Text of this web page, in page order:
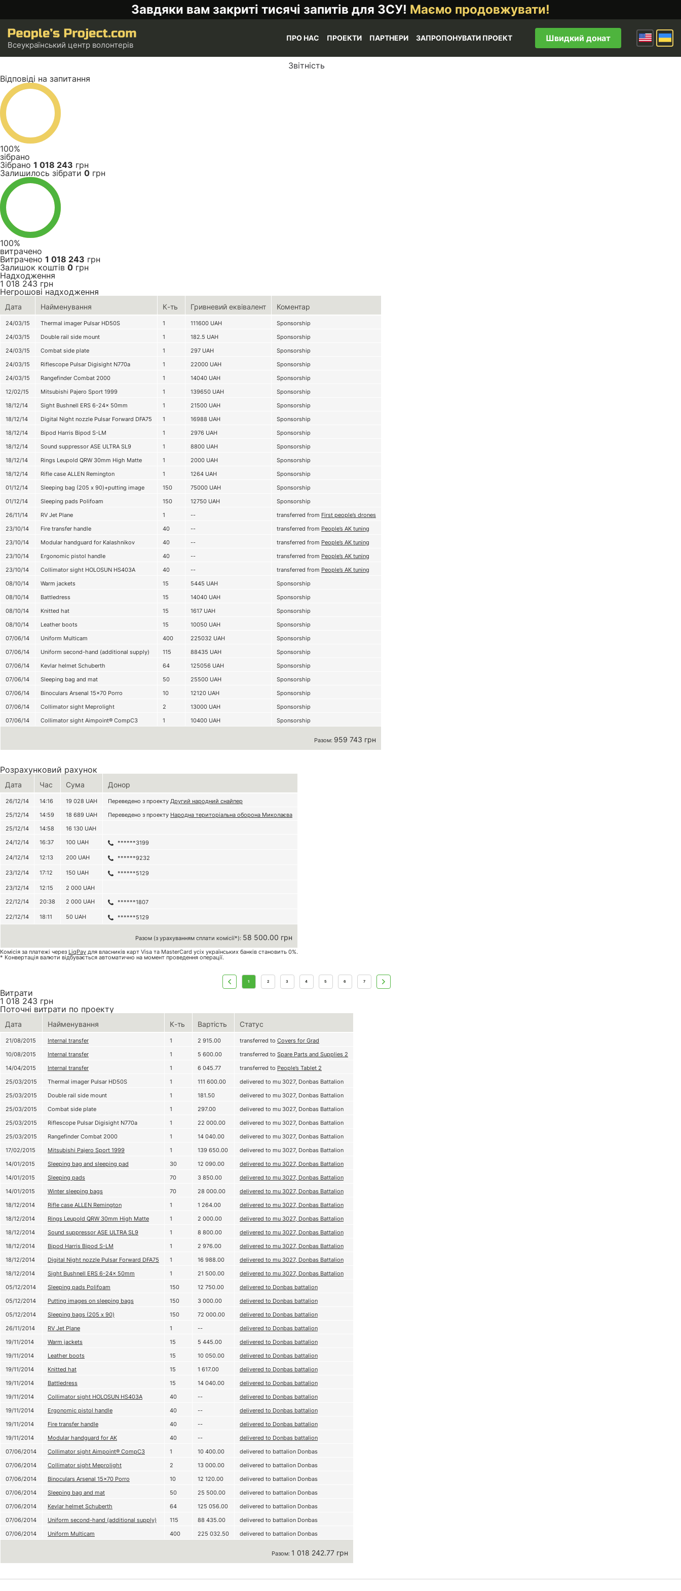
Завдяки вам закриті тисячі запитів для ЗСУ! Маємо продовжувати!
Всеукраїнський центр волонтерів
ПРО НАС ПРОЕКТИ ПАРТНЕРИ ЗАПРОПОНУВАТИ ПРОЕКТ Швидкий донат
Звітність
Відповіді на запитання
100%
зібрано
Зібрано 1 018 243 грн
Залишилось зібрати 0 грн
100%
витрачено
Витрачено 1 018 243 грн
Залишок коштів 0 грн
Надходження
1 018 243 грн
Негрошові надходження
Дата Найменування К-ть Гривневий еквівалент Коментар
24/03/15 Thermal imager Pulsar HD50S 1 111600 UAH
Sponsorship
24/03/15
Double rail side mount 1 182.5 UAH
Sponsorship
24/03/15
Combat side plate 1 297 UAH
Sponsorship
24/03/15
Riflescope Pulsar Digisight N770a 1 22000 UAH
Sponsorship
24/03/15
Rangefinder Combat 2000 1 14040 UAH
Sponsorship
12/02/15
Mitsubishi Pajero Sport 1999 1 139650 UAH
Sponsorship
18/12/14
Sight Bushnell ERS 6-24x 50mm 1 21500 UAH
Sponsorship
18/12/14
Digital Night nozzle Pulsar Forward DFA75 1 16988 UAH
Sponsorship
18/12/14
Bipod Harris Bipod S-LM 1 2976 UAH
Sponsorship
18/12/14
Sound suppressor ASE ULTRA SL9 1 8800 UAH
Sponsorship
18/12/14
Rings Leupold QRW 30mm High Matte 1 2000 UAH
Sponsorship
18/12/14
Rifle case ALLEN Remington 1 1264 UAH
Sponsorship
01/12/14
Sleeping bag (205 х 90)+putting image 150 75000 UAH
Sponsorship
01/12/14
Sleeping pads Polifoam 150 12750 UAH
Sponsorship
26/11/14
RV Jet Plane 1 -- transferred from First people’s drones
23/10/14
Fire transfer handle 40 -- transferred from People’s AK tuning
23/10/14
Modular handguard for Kalashnikov 40 -- transferred from People’s AK tuning
23/10/14
Ergonomic pistol handle 40 -- transferred from People’s AK tuning
23/10/14
Collimator sight HOLOSUN HS403A 40 -- transferred from People’s AK tuning
08/10/14
Warm jackets 15 5445 UAH
Sponsorship
08/10/14
Battledress 15 14040 UAH
Sponsorship
08/10/14
Knitted hat 15 1617 UAH
Sponsorship
08/10/14
Leather boots 15 10050 UAH
Sponsorship
07/06/14
Uniform Multicam 400 225032 UAH
Sponsorship
07/06/14
Uniform second-hand (additional supply) 115 88435 UAH
Sponsorship
07/06/14
Kevlar helmet Schuberth 64 125056 UAH
Sponsorship
07/06/14
Sleeping bag and mat 50 25500 UAH
Sponsorship
07/06/14
Binoculars Arsenal 15×70 Porro 10 12120 UAH
Sponsorship
07/06/14
Collimator sight Meprolight 2 13000 UAH
Sponsorship
07/06/14
Collimator sight Aimpoint® CompC3 1 10400 UAH Sponsorship
Разом: 959 743 грн
Розрахунковий рахунок
Дата Час Сума Донор
26/12/14 14:16 19 028 UAH Переведено з проекту Другий народний снайпер
25/12/14
14:59 18 689 UAH Переведено з проекту Народна територіальна оборона Миколаєва
25/12/14
14:58 16 130 UAH
24/12/14
16:37 100 UAH ******3199
24/12/14 12:13 200 UAH ******9232
23/12/14 17:12 150 UAH ******5129
23/12/14 12:15 2 000 UAH
22/12/14
20:38 2 000 UAH ******1807
22/12/14 18:11 50 UAH ******5129
Разом (з урахуванням сплати комісії*): 58 500.00 грн
Комісія за платежі через LiqPay для власників карт Visa та MasterCard усіх українських банків становить 0%.
* Конвертація валюти відбувається автоматично на момент проведення операції.
1 2 3 4 5 6 7
Витрати
1 018 243 грн
Поточні витрати по проекту
Дата Найменування К-ть Вартість Статус
21/08/2015 Internal transfer 1 2 915.00 transferred to Covers for Grad
10/08/2015
Internal transfer 1 5 600.00 transferred to Spare Parts and Supplies 2
14/04/2015
Internal transfer 1 6 045.77 transferred to People’s Tablet 2
25/03/2015
Thermal imager Pulsar HD50S 1 111 600.00
delivered to mu 3027, Donbas Battalion
25/03/2015
Double rail side mount 1 181.50
delivered to mu 3027, Donbas Battalion
25/03/2015
Combat side plate 1 297.00
delivered to mu 3027, Donbas Battalion
25/03/2015
Riflescope Pulsar Digisight N770a 1 22 000.00
delivered to mu 3027, Donbas Battalion
25/03/2015
Rangefinder Combat 2000 1 14 040.00
delivered to mu 3027, Donbas Battalion
17/02/2015
Mitsubishi Pajero Sport 1999 1 139 650.00
delivered to mu 3027, Donbas Battalion
14/01/2015
Sleeping bag and sleeping pad 30 12 090.00
delivered to mu 3027, Donbas Battalion
14/01/2015
Sleeping pads 70 3 850.00
delivered to mu 3027, Donbas Battalion
14/01/2015
Winter sleeping bags 70 28 000.00
delivered to mu 3027, Donbas Battalion
18/12/2014
Rifle case ALLEN Remington 1 1 264.00
delivered to mu 3027, Donbas Battalion
18/12/2014
Rings Leupold QRW 30mm High Matte 1 2 000.00
delivered to mu 3027, Donbas Battalion
18/12/2014
Sound suppressor ASE ULTRA SL9 1 8 800.00
delivered to mu 3027, Donbas Battalion
18/12/2014
Bipod Harris Bipod S-LM 1 2 976.00
delivered to mu 3027, Donbas Battalion
18/12/2014
Digital Night nozzle Pulsar Forward DFA75 1 16 988.00
delivered to mu 3027, Donbas Battalion
18/12/2014
Sight Bushnell ERS 6-24x 50mm 1 21 500.00
delivered to mu 3027, Donbas Battalion
05/12/2014
Sleeping pads Polifoam 150 12 750.00
delivered to Donbas battalion
05/12/2014
Putting images on sleeping bags 150 3 000.00
delivered to Donbas battalion
05/12/2014
Sleeping bags (205 х 90) 150 72 000.00
delivered to Donbas battalion
26/11/2014
RV Jet Plane 1 --
delivered to Donbas battalion
19/11/2014
Warm jackets 15 5 445.00
delivered to Donbas battalion
19/11/2014
Leather boots 15 10 050.00
delivered to Donbas battalion
19/11/2014
Knitted hat 15 1 617.00
delivered to Donbas battalion
19/11/2014
Battledress 15 14 040.00
delivered to Donbas battalion
19/11/2014
Collimator sight HOLOSUN HS403A 40 --
delivered to Donbas battalion
19/11/2014
Ergonomic pistol handle 40 --
delivered to Donbas battalion
19/11/2014
Fire transfer handle 40 --
delivered to Donbas battalion
19/11/2014
Modular handguard for AK 40 --
delivered to Donbas battalion
07/06/2014
Collimator sight Aimpoint® CompC3 1 10 400.00
delivered to battalion Donbas
07/06/2014
Collimator sight Meprolight 2 13 000.00
delivered to battalion Donbas
07/06/2014
Binoculars Arsenal 15×70 Porro 10 12 120.00
delivered to battalion Donbas
07/06/2014
Sleeping bag and mat 50 25 500.00
delivered to battalion Donbas
07/06/2014
Kevlar helmet Schuberth 64 125 056.00
delivered to battalion Donbas
07/06/2014
Uniform second-hand (additional supply) 115 88 435.00
delivered to battalion Donbas
07/06/2014
Uniform Multicam 400 225 032.50 delivered to battalion Donbas
Разом: 1 018 242.77 грн